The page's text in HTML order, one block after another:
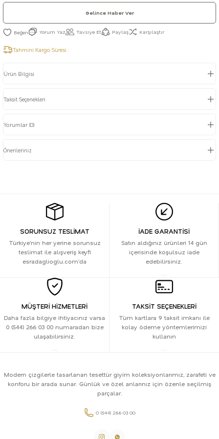
Gelince Haber Ver
Yorum Yaz Tavsiye Et Paylaş Karşılaştır
Tahmini Kargo Süresi :
Ürün Bilgisi
Taksit Seçenekleri
Yorumlar (0)
Önerileriniz
SORUNSUZ TESLİMAT
Türkiye’nin her yerine sorunsuz
teslimat ile alışveriş keyfi
esradaglioglu.com’da
İADE GARANTİSİ
Satın aldığınız ürünleri 14 gün
içerisinde koşulsuz iade
edebilirsiniz.
MÜŞTERİ HİZMETLERİ
Daha fazla bilgiye ihtiyacınız varsa
0 (544) 266 03 00 numaradan bize
ulaşabilirsiniz.
TAKSİT SEÇENEKLERİ
Tüm kartlara 9 taksit imkanı ile
kolay ödeme yöntemlerimizi
kullanın
Modern çizgilerle tasarlanan tesettür giyim koleksiyonlarımız, zarafeti ve
konforu bir arada sunar. Günlük ve özel anlarınız için özenle seçilmiş
parçalar.
0 (544) 266 03 00